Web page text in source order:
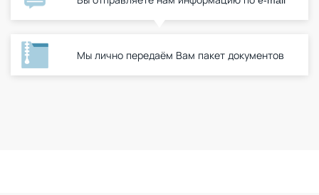
Мы лично передаём Вам пакет документов